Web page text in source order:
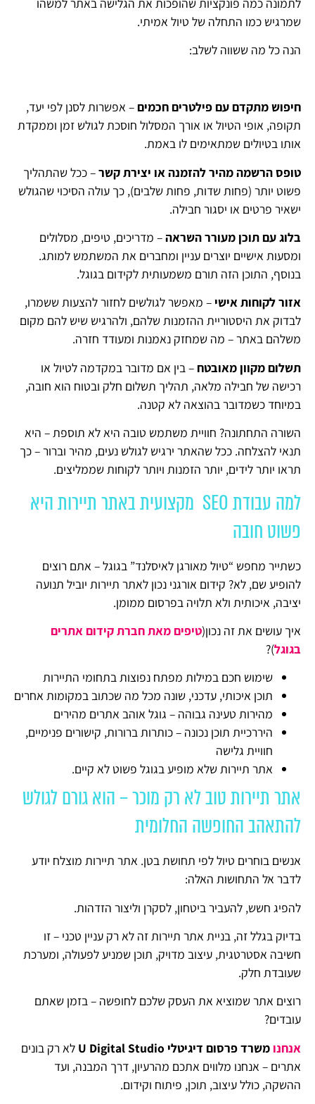
שמרגיש כמו התחלה של טיול אמיתי.
הנה כל מה ששווה לשלב:
חיפוש מתקדם עם פילטרים חכמים – אפשרות לסנן לפי יעד,
תקופה, אופי הטיול או אורך המסלול חוסכת לגולש זמן וממקדת
אותו בטיולים שמתאימים לו באמת.
טופס הרשמה מהיר להזמנה או יצירת קשר– ככל שהתהליך
פשוט יותר (פחות שדות, פחות שלבים), כך עולה הסיכוי שהגולש
ישאיר פרטים או יסגור חבילה.
בלוג עם תוכן מעורר השראה– מדריכים, טיפים, מסלולים
ומסעות אישיים יוצרים עניין ומחברים את המשתמש למותג.
בנוסף, התוכן הזה תורם משמעותית לקידום בגוגל.
אזור לקוחות אישי – מאפשר לגולשים לחזור להצעות ששמרו,
לבדוק את היסטוריית ההזמנות שלהם, ולהרגיש שיש להם מקום
משלהם באתר – מה שמחזק נאמנות ומעודד חזרה.
תשלום מקוון מאובטח– בין אם מדובר במקדמה לטיול או
רכישה של חבילה מלאה, תהליך תשלום חלק ובטוח הוא חובה,
במיוחד כשמדובר בהוצאה לא קטנה.
השורה התחתונה? חוויית משתמש טובה היא לא תוספת – היא
תנאי להצלחה. ככל שהאתר ירגיש לגולש נעים, מהיר וברור – כך
תראו יותר לידים, יותר הזמנות ויותר לקוחות שממליצים.
למה עבודת SEO מקצועית באתר תיירות היא
פשוט חובה
כשתייר מחפש “טיול מאורגן לאיסלנד” בגוגל – אתם רוצים
להופיע שם, לא? קידום אורגני נכון לאתר תיירות יוביל תנועה
יציבה, איכותית ולא תלויה בפרסום ממומן.
איך עושים את זה נכון(טיפים מאת חברת קידום אתרים
בגוגל)?
שימוש חכם במילות מפתח נפוצות בתחומי התיירות
תוכן איכותי, עדכני, שונה מכל מה שכתוב במקומות אחרים
מהירות טעינה גבוהה – גוגל אוהב אתרים מהירים
היררכיית תוכן נכונה – כותרות ברורות, קישורים פנימיים,
חוויית גלישה
אתר תיירות שלא מופיע בגוגל פשוט לא קיים.
אתר תיירות טוב לא רק מוכר – הוא גורם לגולש
להתאהב החופשה החלומית
אנשים בוחרים טיול לפי תחושת בטן. אתר תיירות מוצלח יודע
לדבר אל התחושות האלה:
להפיג חשש, להעביר ביטחון, לסקרן וליצור הזדהות.
בדיוק בגלל זה, בניית אתר תיירות זה לא רק עניין טכני – זו
חשיבה אסטרטגית, עיצוב מדויק, תוכן שמניע לפעולה, ומערכת
שעובדת חלק.
רוצים אתר שמוציא את העסק שלכם לחופשה – בזמן שאתם
עובדים?
אנחנו משרד פרסום דיגיטלי U Digital Studio
לא רק בונים
אתרים – אנחנו מלווים אתכם מהרעיון, דרך המבנה, ועד
ההשקה, כולל עיצוב, תוכן, פיתוח וקידום.